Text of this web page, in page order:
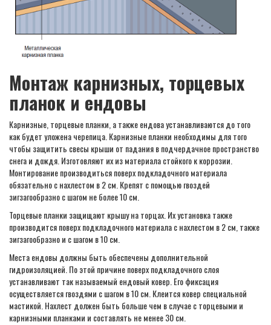
Монтаж карнизных, торцевых
планок и ендовы
Карнизные, торцевые планки, а также ендова устанавливаются до того
как будет уложена черепица. Карнизные планки необходимы для того
чтобы защитить свесы крыши от падания в подчердачное пространство
снега и дождя. Изготовляют их из материала стойкого к коррозии.
Монтирование производиться поверх подкладочного материала
обязательно с нахлестом в 2 см. Крепят с помощью гвоздей
зигзагообразно с шагом не более 10 см.
Торцевые планки защищают крышу на торцах. Их установка также
производится поверх подкладочного материала с нахлестом в 2 см, также
зигзагообразно и с шагом в 10 см.
Места ендовы должны быть обеспечены дополнительной
гидроизоляцией. По этой причине поверх подкладочного слоя
устанавливают так называемый ендовый ковер. Его фиксация
осуществляется гвоздями с шагом в 10 см. Клеится ковер специальной
мастикой. Нахлест должен быть больше чем в случае с торцевыми и
карнизными планками и составлять не менее 30 см.